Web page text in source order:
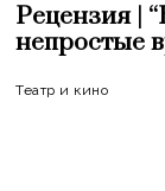
Рецензия |
непростые
Театр и кино